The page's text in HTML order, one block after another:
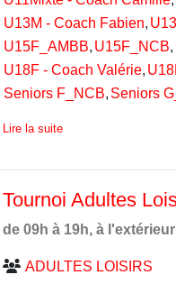
U13M - Coach Fabien
U15F_AMBB U15F_NCB
U18F - Coach Valérie
Seniors F_NCB Seniors
Lire la suite
Tournoi Adultes
de 09h à 19h, à l'extérieur
ADULTES LOISIRS